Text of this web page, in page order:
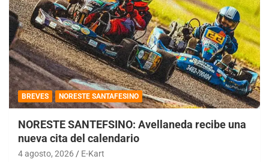
BREVES NORESTE SANTAFESINO
NORESTE SANTEFSINO: Avellaneda recibe una
nueva cita del calendario
4 agosto, 2026 E-Kart